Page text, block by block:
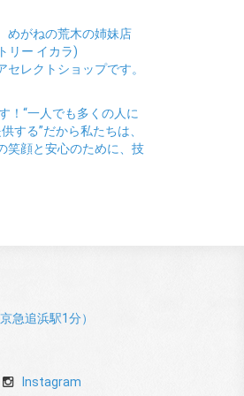
めがねの荒木の姉妹店
リー イカラ)
レクトショップです。
！“一人でも多くの人に
する”だから私たちは、
笑顔と安心のために、技
急追浜駅1分）
Instagram